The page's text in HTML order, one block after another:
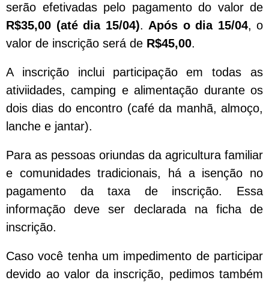
serão efetivadas pelo pagamento do valor de
R$35,00 (até dia 15/04). Após o dia 15/04, o
valor de inscrição será de R$45,00.
A inscrição inclui participação em todas as
ativiidades, camping e alimentação durante os
dois dias do encontro (café da manhã, almoço,
lanche e jantar).
Para as pessoas oriundas da agricultura familiar
e comunidades tradicionais, há a isenção no
pagamento da taxa de inscrição. Essa
informação deve ser declarada na ficha de
inscrição.
Caso você tenha um impedimento de participar
devido ao valor da inscrição, pedimos também